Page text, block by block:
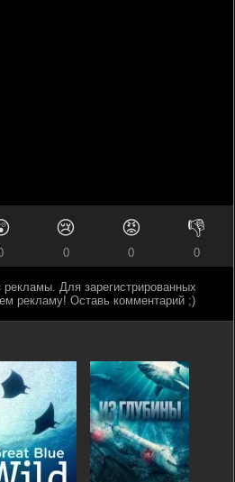
😢
0
😡
0
👎
0
рекламы. Для зарегистрированных
рекламу! Оставь комментарий ;)